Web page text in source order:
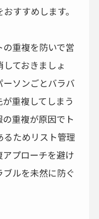
すすめします。
重複を防いで営
ておきましょ
ーソンごとバラバ
重複してしまう
重複が原因でト
るためリスト管理
プローチを避け
ルを未然に防ぐ